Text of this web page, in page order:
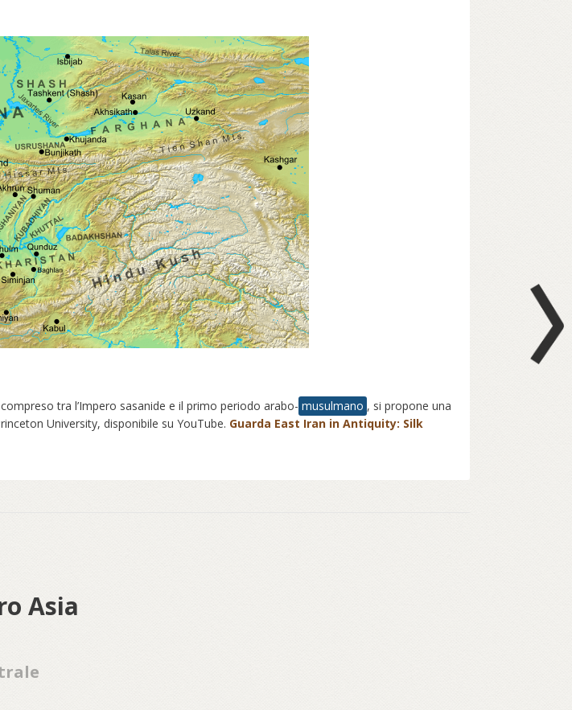
tra l’Impero sasanide e il primo periodo arabo- musulmano , si propone una
University, disponibile su YouTube. Guarda East Iran in Antiquity: Silk
Asia